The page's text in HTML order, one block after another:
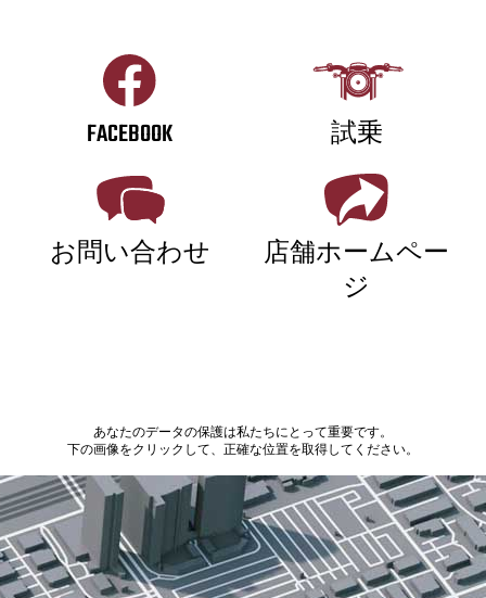
FACEBOOK 試乗
お問い合わせ
店舗ホームペー
ジ
あなたのデータの保護は私たちにとって重要です。
下の画像をクリックして、正確な位置を取得してください。